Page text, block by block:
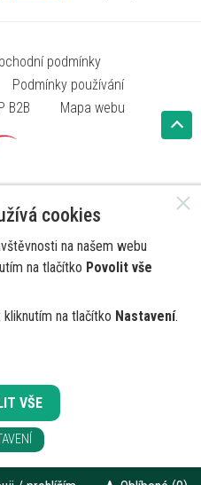
podmínky
Podmínky používání
B2B
Mapa webu
cookies
na našem webu
na tlačítko Povolit vše
na tlačítko Nastavení.
VŠE